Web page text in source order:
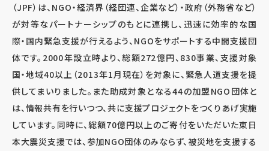
（JPF）は、NGO・経済界（経団連、企業など）・政府（外務省など）
が対等なパートナーシップのもとに連携し、迅速に効率的な国
際・国内緊急支援が行えるよう、NGOをサポートする中間支援団
体です。2000年設立時より、総額272億円、830事業、支援対象
国・地域40以上（2013年1月現在）を対象に、緊急人道支援を提
供してまいりました。また助成対象となる44の加盟NGO団体と
は、情報共有を行いつつ、共に支援プロジェクトをつくりあげ実施
しています。同時に、総額70億円以上のご寄付をいただいた東日
本大震災支援では、参加NGO団体のみならず、被災地を支援する